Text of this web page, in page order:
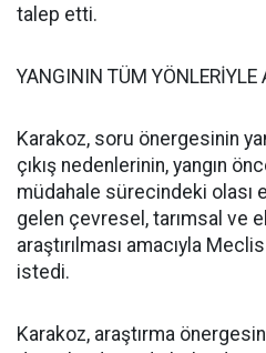
talep etti.
YANGININ TÜM
Karakoz, soru önergesinin
çıkış nedenlerinin, yangın
müdahale sürecindeki olası
gelen çevresel, tarımsal ve
araştırılması amacıyla
istedi.
Karakoz, araştırma